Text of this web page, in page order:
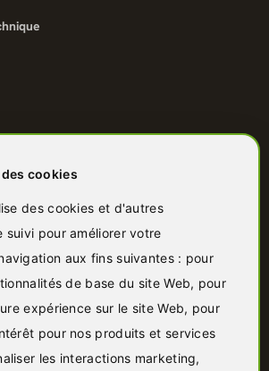
cookies
des cookies et d'autres
suivi pour améliorer votre
aux fins suivantes : pour
de base du site Web, pour
expérience sur le site Web, pour
pour nos produits et services
les interactions marketing,